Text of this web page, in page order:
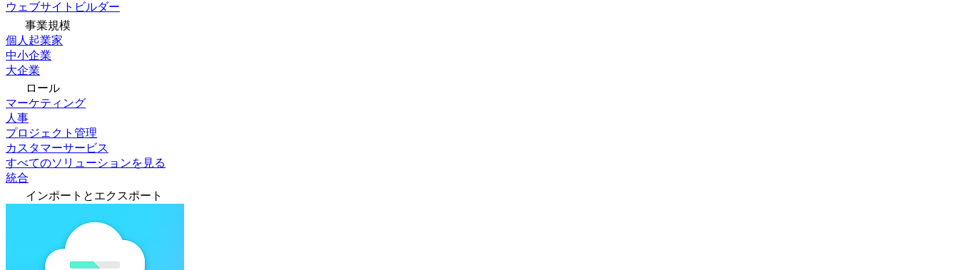
ウェブサイトビルダー
事業規模
個人起業家
中小企業
大企業
ロール
マーケティング
人事
プロジェクト管理
カスタマーサービス
すべてのソリューションを見る
統合
インポートとエクスポート